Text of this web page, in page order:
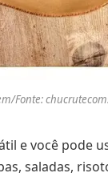
Fonte:
e você pode
saladas,